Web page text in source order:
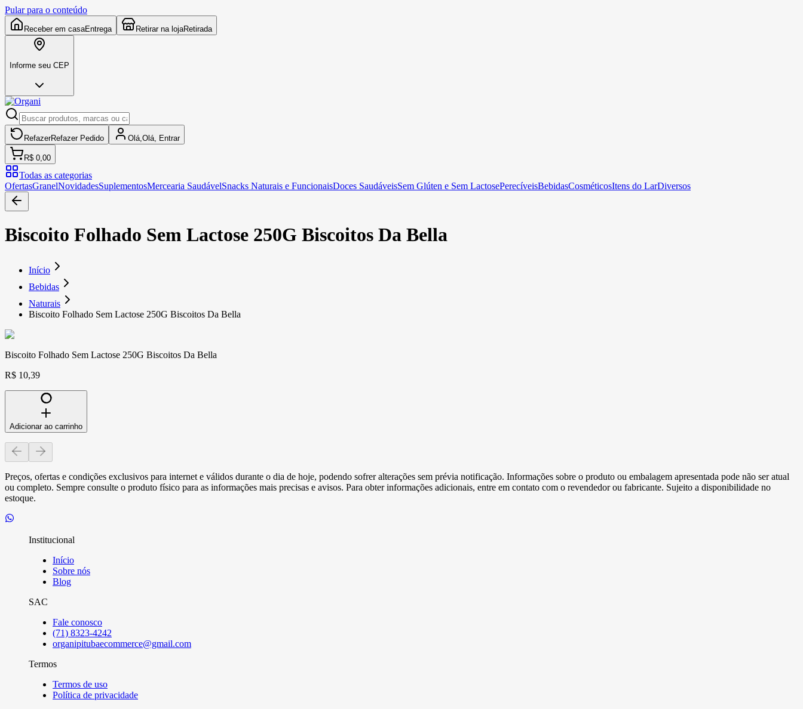
Pular para o conteúdo
Receber em casaEntrega Retirar na lojaRetirada
Informe seu CEP
RefazerRefazer Pedido Olá, Olá, Entrar
R$ 0,00
Todas as categorias
OfertasGranelNovidadesSuplementosMercearia SaudávelSnacks Naturais e FuncionaisDoces SaudáveisSem Glúten e Sem LactosePerecíveisBebidasCosméticosItens do LarDiversos
Biscoito Folhado Sem Lactose 250G Biscoitos Da Bella
Início
Bebidas
Naturais
Biscoito Folhado Sem Lactose 250G Biscoitos Da Bella
Biscoito Folhado Sem Lactose 250G Biscoitos Da Bella
R$ 10,39
Adicionar ao carrinho
Preços, ofertas e condições exclusivos para internet e válidos durante o dia de hoje, podendo sofrer alterações sem prévia notificação. Informações sobre o produto ou embalagem apresentada pode não ser atual
ou completo. Sempre consulte o produto físico para as informações mais precisas e avisos. Para obter informações adicionais, entre em contato com o revendedor ou fabricante. Sujeito a disponibilidade no
estoque.
Institucional
Início
Sobre nós
Blog
SAC
Fale conosco
(71) 8323-4242
organipitubaecommerce@gmail.com
Termos
Termos de uso
Política de privacidade